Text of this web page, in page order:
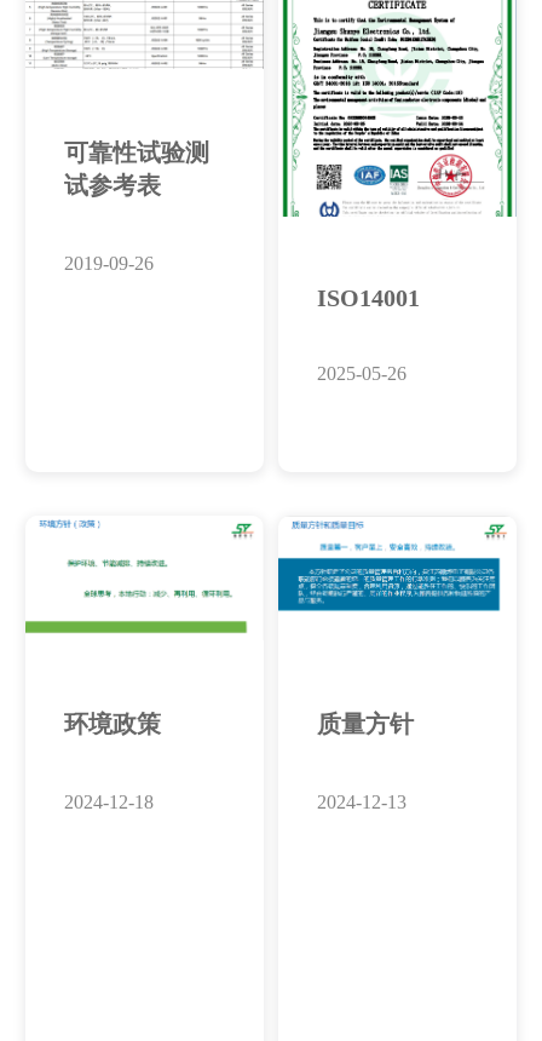
可靠性试验测
试参考表
2019-09-26
ISO14001
2025-05-26
环境政策
2024-12-18
质量方针
2024-12-13